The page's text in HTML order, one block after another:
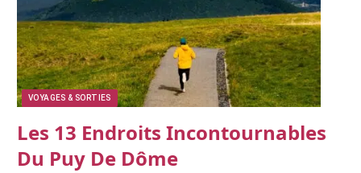
VOYAGES & SORTIES
Les 13 Endroits Incontournables
Du Puy De Dôme